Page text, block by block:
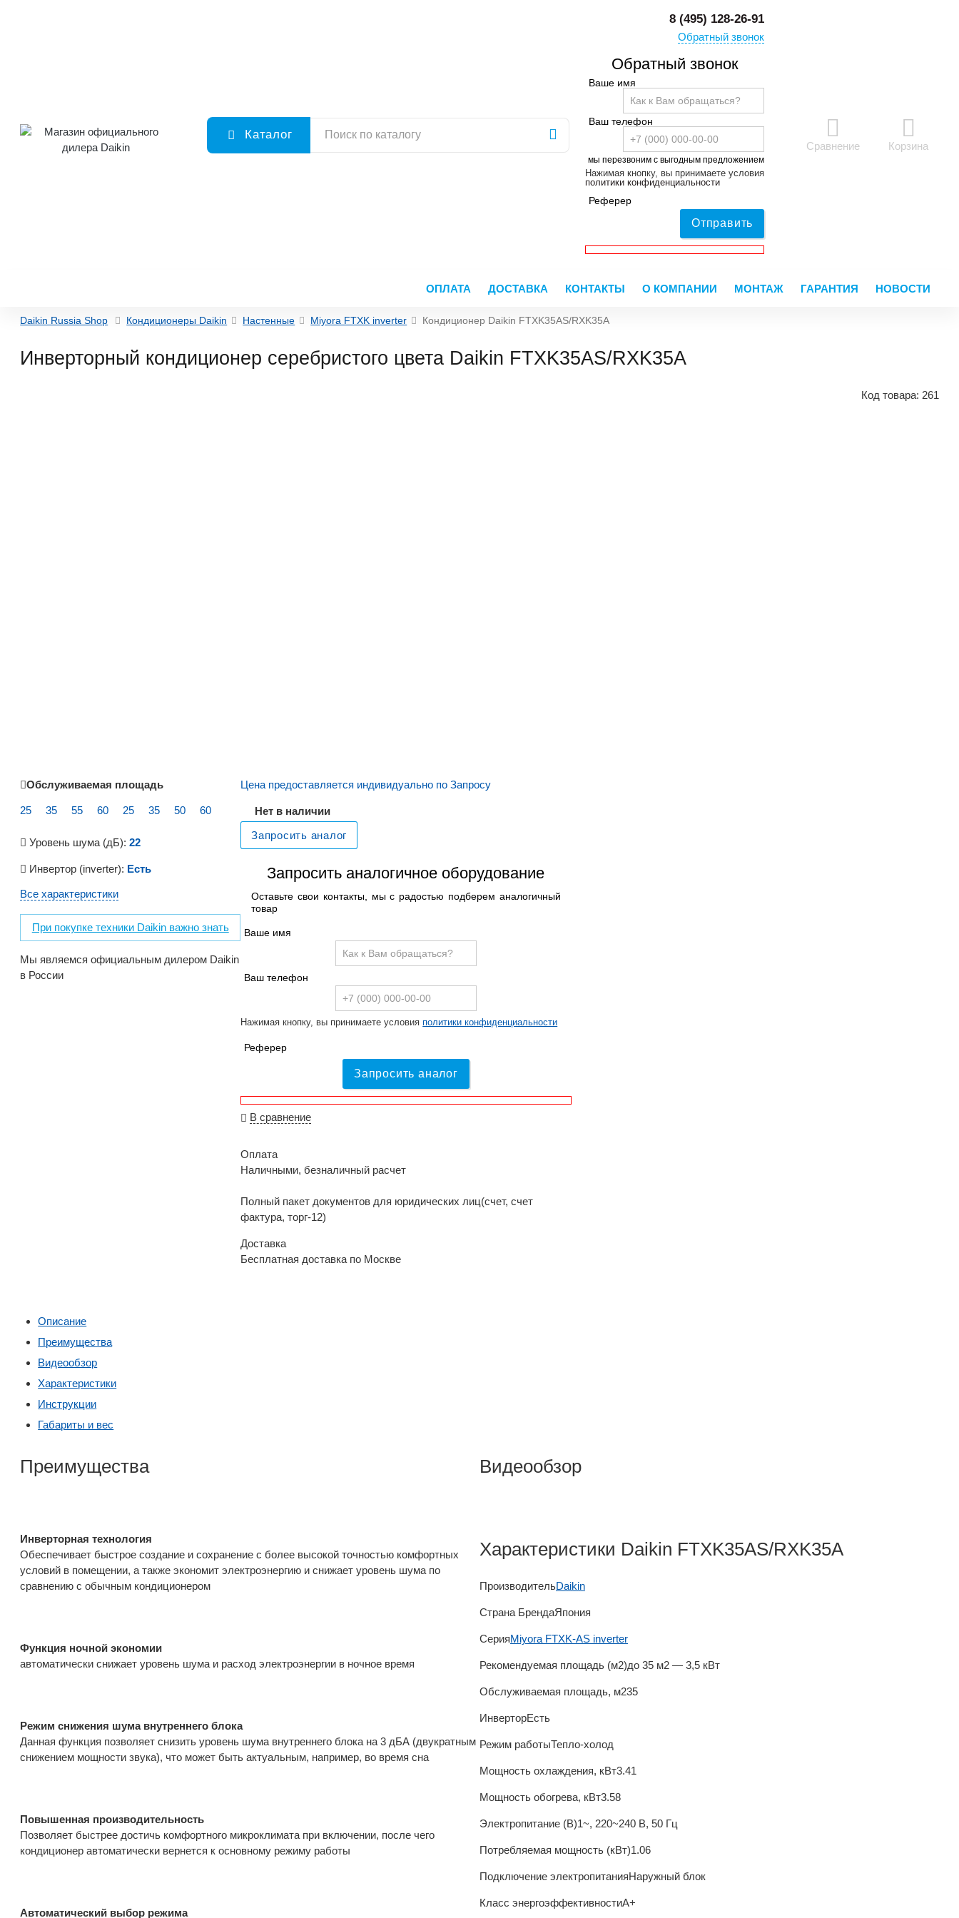
Каталог
8 (495) 128-26-91
Обратный звонок
Обратный звонок
Ваше имя
Ваш телефон
мы перезвоним с выгодным предложением
Нажимая кнопку, вы принимаете условия
политики конфиденциальности
Реферер
Отправить
Сравнение Корзина
ОПЛАТА ДОСТАВКА КОНТАКТЫ О КОМПАНИИ МОНТАЖ ГАРАНТИЯ НОВОСТИ
Daikin Russia Shop Кондиционеры Daikin Настенные Miyora FTXK inverter Кондиционер Daikin FTXK35AS/RXK35A
Инверторный кондиционер серебристого цвета Daikin FTXK35AS/RXK35A
Код товара: 261
Цена предоставляется индивидуально по Запросу
Нет в наличии
Запросить аналог
Запросить аналогичное оборудование
Оставьте свои контакты, мы с радостью подберем аналогичный
товар
Ваше имя
Ваш телефон
Нажимая кнопку, вы принимаете условияполитики конфиденциальности
Реферер
Запросить аналог
В сравнение
Оплата
Наличными, безналичный расчет
Полный пакет документов для юридических лиц(счет, счет
фактура, торг-12)
Доставка
Бесплатная доставка по Москве
Обслуживаемая площадь
25 35 55 60 25 35 50 60
Уровень шума (дБ):22
Инвертор (inverter): Есть
Все характеристики
При покупке техники Daikin важно знать
Мы являемся официальным дилером Daikin
в России
Описание
Преимущества
Видеообзор
Характеристики
Инструкции
Габариты и вес
Преимущества
Инверторная технология
Обеспечивает быстрое создание и сохранение с более высокой точностью комфортных
условий в помещении, а также экономит электроэнергию и снижает уровень шума по
сравнению с обычным кондиционером
Функция ночной экономии
автоматически снижает уровень шума и расход электроэнергии в ночное время
Режим снижения шума внутреннего блока
Данная функция позволяет снизить уровень шума внутреннего блока на 3 дБА (двукратным
снижением мощности звука), что может быть актуальным, например, во время сна
Повышенная производительность
Позволяет быстрее достичь комфортного микроклимата при включении, после чего
кондиционер автоматически вернется к основному режиму работы
Автоматический выбор режима
Видеообзор
Характеристики Daikin FTXK35AS/RXK35A
ПроизводительDaikin
Страна БрендаЯпония
СерияMiyora FTXK-AS inverter
Рекомендуемая площадь (м2)до 35 м2 — 3,5 кВт
Обслуживаемая площадь, м235
ИнверторЕсть
Режим работыТепло-холод
Мощность охлаждения, кВт3.41
Мощность обогрева, кВт3.58
Электропитание (В)1~, 220~240 В, 50 Гц
Потребляемая мощность (кВт)1.06
Подключение электропитанияНаружный блок
Класс энергоэффективностиA+